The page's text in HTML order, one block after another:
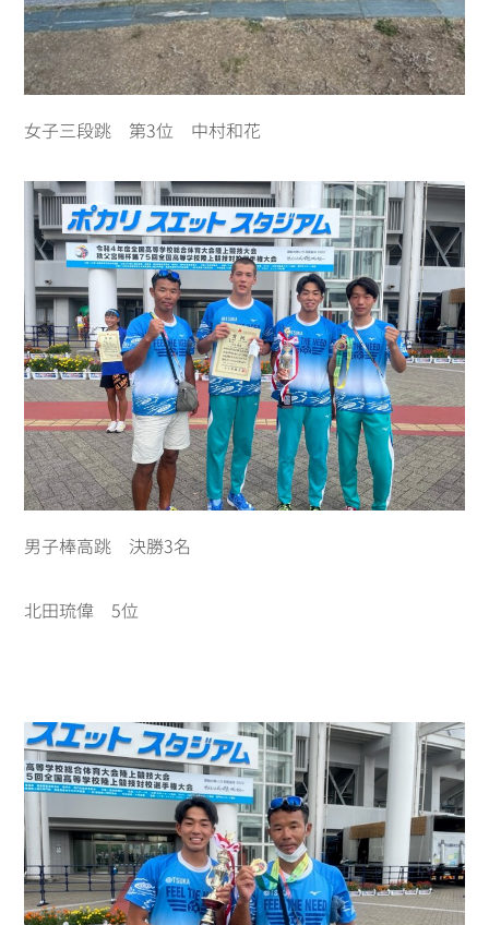
女子三段跳 第3位 中村和花
男子棒高跳 決勝3名
北田琉偉 5位